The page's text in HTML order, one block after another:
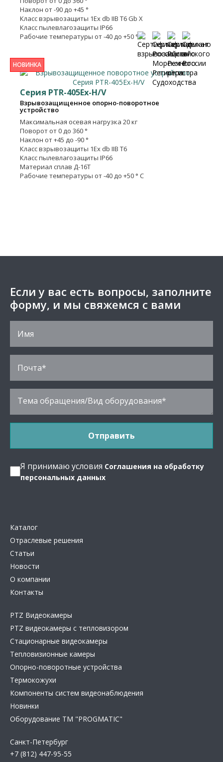
Наклон от -90 до +45 °
Класс взрывозащиты 1Ех db IIB T6 Gb X
Класс пылевлагозащиты IP66
Рабочие температуры от -40 до +50 ° C
Серия PTR-405Ex-H/V
Взрывозащищенное опорно-поворотное
устройство
Максимальная осевая нагрузка 20 кг
Поворот от 0 до 360 °
Наклон от +45 до -90 °
Класс взрывозащиты 1Ех db IIB T6
Класс пылевлагозащиты IP66
Материал сплав Д-16Т
Рабочие температуры от -40 до +50 ° C
НОВИНКА
Если у вас есть вопросы, заполните
форму, и мы свяжемся с вами
Я принимаю условия Соглашения на обработку
персональных данных
Каталог
Отраслевые решения
Статьи
Новости
О компании
Контакты
PTZ Видеокамеры
PTZ видеокамеры с тепловизором
Стационарные видеокамеры
Тепловизионные камеры
Опорно-поворотные устройства
Термокожухи
Компоненты систем видеонаблюдения
Новинки
Оборудование TM "PROGMATIC"
Санкт-Петербург
+7 (812) 447-95-55